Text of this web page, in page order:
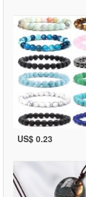
US$ 0.23